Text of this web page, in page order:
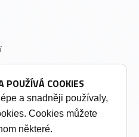
POUŽÍVÁ COOKIES
a snadněji používaly,
Cookies můžete
některé.